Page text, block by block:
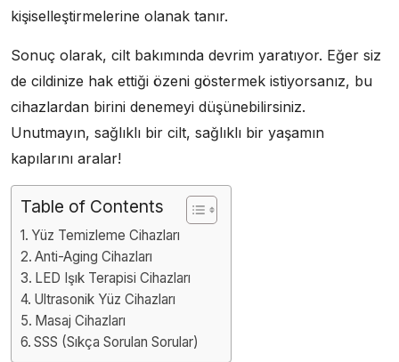
kişiselleştirmelerine olanak tanır.
Sonuç olarak, cilt bakımında devrim yaratıyor. Eğer siz
de cildinize hak ettiği özeni göstermek istiyorsanız, bu
cihazlardan birini denemeyi düşünebilirsiniz.
Unutmayın, sağlıklı bir cilt, sağlıklı bir yaşamın
kapılarını aralar!
Table of Contents
Yüz Temizleme Cihazları
Anti-Aging Cihazları
LED Işık Terapisi Cihazları
Ultrasonik Yüz Cihazları
Masaj Cihazları
SSS (Sıkça Sorulan Sorular)